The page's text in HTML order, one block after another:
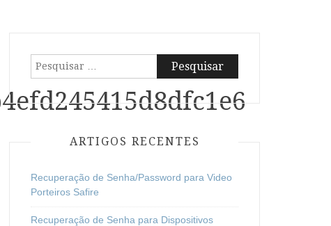
Pesquisar
por:
ARTIGOS RECENTES
Recuperação de Senha/Password para Video
Porteiros Safire
Recuperação de Senha para Dispositivos